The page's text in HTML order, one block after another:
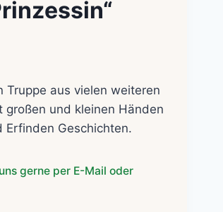
Truppe aus vielen weiteren
großen und kleinen Händen
Erfinden Geschichten.
gerne per E-Mail oder